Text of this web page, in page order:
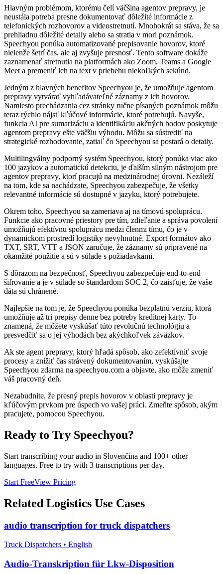
Hlavným problémom, ktorému čelí väčšina agentov prepravy, je
neustála potreba presne dokumentovať dôležité informácie z
telefonických rozhovorov a videostretnutí. Mnohokrát sa stáva, že sa
prehliadnu dôležité detaily alebo sa stratia v mori poznámok.
Speechyou ponúka automatizované prepisovanie hovorov, ktoré
nielenže šetrí čas, ale aj zvyšuje presnosť. Tento software dokáže
zaznamenať stretnutia na platformách ako Zoom, Teams a Google
Meet a premeniť ich na text v priebehu niekoľkých sekúnd.
Jedným z hlavných benefitov Speechyou je, že umožňuje agentom
prepravy vytvárať vyhľadávateľné záznamy z ich hovorov.
Namiesto prechádzania cez stránky ručne písaných poznámok môžu
teraz rýchlo nájsť kľúčové informácie, ktoré potrebujú. Navyše,
funkcia AI pre sumarizáciu a identifikáciu akčných bodov poskytuje
agentom prepravy ešte väčšiu výhodu. Môžu sa sústrediť na
strategické rozhodovanie, zatiaľ čo Speechyou sa postará o detaily.
Multilingválny podporný systém Speechyou, ktorý ponúka viac ako
100 jazykov a automatickú detekciu, je ďalším silným nástrojom pre
agentov prepravy, ktorí pracujú na medzinárodnej úrovni. Nezáleží
na tom, kde sa nachádzate, Speechyou zabezpečuje, že všetky
relevantné informácie sú dostupné v jazyku, ktorý potrebujete.
Okrem toho, Speechyou sa zameriava aj na tímovú spoluprácu.
Funkcie ako pracovné priestory pre tím, zdieľanie a správa povolení
umožňujú efektívnu spoluprácu medzi členmi tímu, čo je v
dynamickom prostredí logistiky nevyhnutné. Export formátov ako
TXT, SRT, VTT a JSON zaručuje, že záznamy sú pripravené na
okamžité použitie a sú v súlade s požiadavkami.
S dôrazom na bezpečnosť, Speechyou zabezpečuje end-to-end
šifrovanie a je v súlade so štandardom SOC 2, čo zaisťuje, že vaše
dáta sú chránené.
Najlepšie na tom je, že Speechyou ponúka bezplatnú verziu, ktorá
umožňuje až tri prepisy denne bez potreby kreditnej karty. To
znamená, že môžete vyskúšať túto revolučnú technológiu a
presvedčiť sa o jej výhodách bez akýchkoľvek záväzkov.
Ak ste agent prepravy, ktorý hľadá spôsob, ako zefektívniť svoje
procesy a znížiť čas strávený dokumentovaním, vyskúšajte
Speechyou zdarma na speechyou.com a objavte, ako môže zmeniť
váš pracovný deň.
Nezabudnite, že presný prepis hovorov v oblasti prepravy je
kľúčovým prvkom pre úspech vo vašej práci. Zmeňte spôsob, akým
pracujete, pomocou Speechyou.
Ready to Try Speechyou?
Start transcribing your audio in Slovenčina and 100+ other
languages. Free to try with 3 transcriptions per day.
Start FreeView Pricing
Related Logistics Use Cases
audio transcription for truck dispatchers
Truck Dispatchers • English
Audio-Transkription für Lkw-Disposition